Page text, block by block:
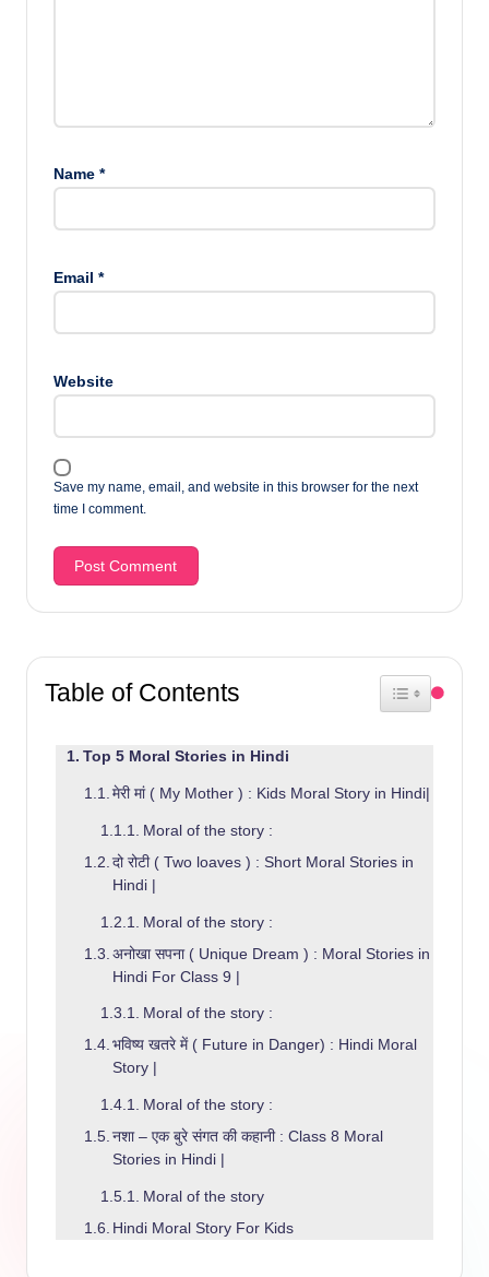
Name *
Email *
Website
Save my name, email, and website in this browser for the next
time I comment.
Table of Contents Toggle Table
Top 5 Moral Stories in Hindi
मेरी मां ( My Mother ) : Kids Moral Story in Hindi|
Moral of the story :
दो रोटी ( Two loaves ) : Short Moral Stories in
Hindi |
Moral of the story :
अनोखा सपना ( Unique Dream ) : Moral Stories in
Hindi For Class 9 |
Moral of the story :
भविष्य खतरे में ( Future in Danger) : Hindi Moral
Story |
Moral of the story :
नशा – एक बुरे संगत की कहानी : Class 8 Moral
Stories in Hindi |
Moral of the story
Hindi Moral Story For Kids